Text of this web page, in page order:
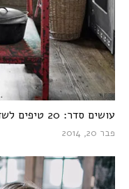
עושים סדר: 20 טיפים לשדרוג המטבח לפסח בתקציב מוגבל
פבר 20, 2014